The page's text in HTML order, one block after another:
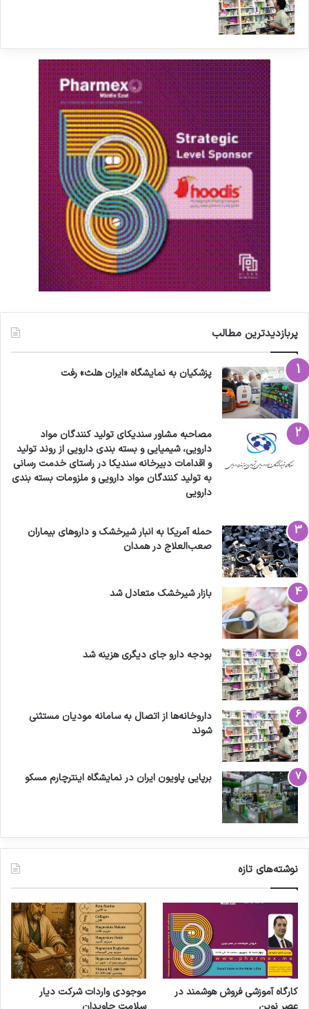
پربازدیدترین مطالب
پزشکیان به نمایشگاه «ایران هلث» رفت
مصاحبه مشاور سندیکای تولید کنندگان مواد
دارویی، شیمیایی و بسته بندی دارویی از روند تولید
و اقدامات دبیرخانه سندیکا در راستای خدمت رسانی
به تولید کنندگان مواد دارویی و ملزومات بسته بندی
دارویی
حمله آمریکا به انبار شیرخشک و داروهای بیماران
صعب‌العلاج در همدان
بازار شیرخشک متعادل شد
بودجه دارو جای دیگری هزینه شد
داروخانه‌ها از اتصال به سامانه مودیان مستثنی
شوند
برپایی پاویون ایران در نمایشگاه اینترچارم مسکو
نوشته‌های تازه
کارگاه آموزشی فروش هوشمند در
موجودی واردات شرکت دیار